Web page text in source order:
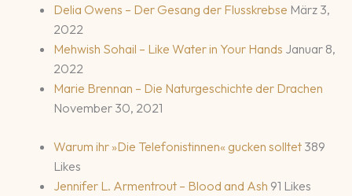
Delia Owens – Der Gesang der Flusskrebse März 3,
2022
Mehwish Sohail – Like Water in Your Hands Januar 8,
2022
Marie Brennan – Die Naturgeschichte der Drachen
November 30, 2021
Warum ihr »Die Telefonistinnen« gucken solltet 389
Likes
Jennifer L. Armentrout – Blood and Ash 91 Likes